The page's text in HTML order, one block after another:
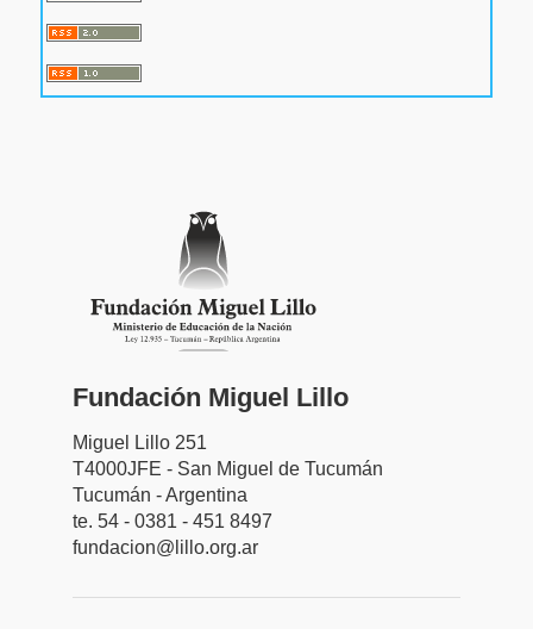
Fundación Miguel Lillo
Miguel Lillo 251
T4000JFE - San Miguel de Tucumán
Tucumán - Argentina
te. 54 - 0381 - 451 8497
fundacion@lillo.org.ar